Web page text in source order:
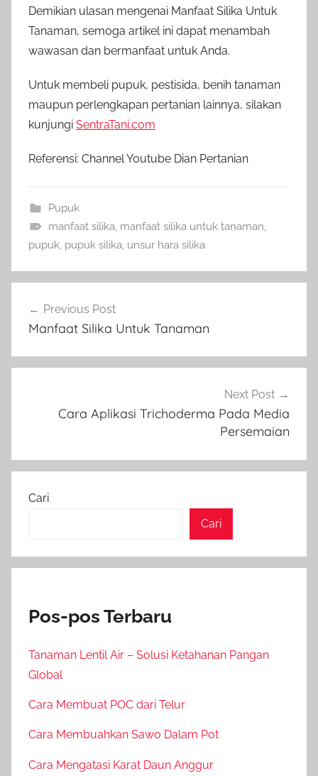
Demikian ulasan mengenai Manfaat Silika Untuk
Tanaman, semoga artikel ini dapat menambah
wawasan dan bermanfaat untuk Anda.
Untuk membeli pupuk, pestisida, benih tanaman
maupun perlengkapan pertanian lainnya, silakan
kunjungi SentraTani.com
Referensi: Channel Youtube Dian Pertanian
Pupuk
manfaat silika, manfaat silika untuk tanaman,
pupuk, pupuk silika, unsur hara silika
pos
Previous Post
Manfaat Silika Untuk Tanaman
Next Post
Cara Aplikasi Trichoderma Pada Media
Persemaian
Cari
Cari
Pos-pos Terbaru
Tanaman Lentil Air – Solusi Ketahanan Pangan
Global
Cara Membuat POC dari Telur
Cara Membuahkan Sawo Dalam Pot
Cara Mengatasi Karat Daun Anggur